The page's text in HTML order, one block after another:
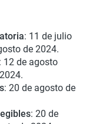
: 11 de julio
de 2024.
: 12 de agosto
: 20 de agosto de
: 20 de